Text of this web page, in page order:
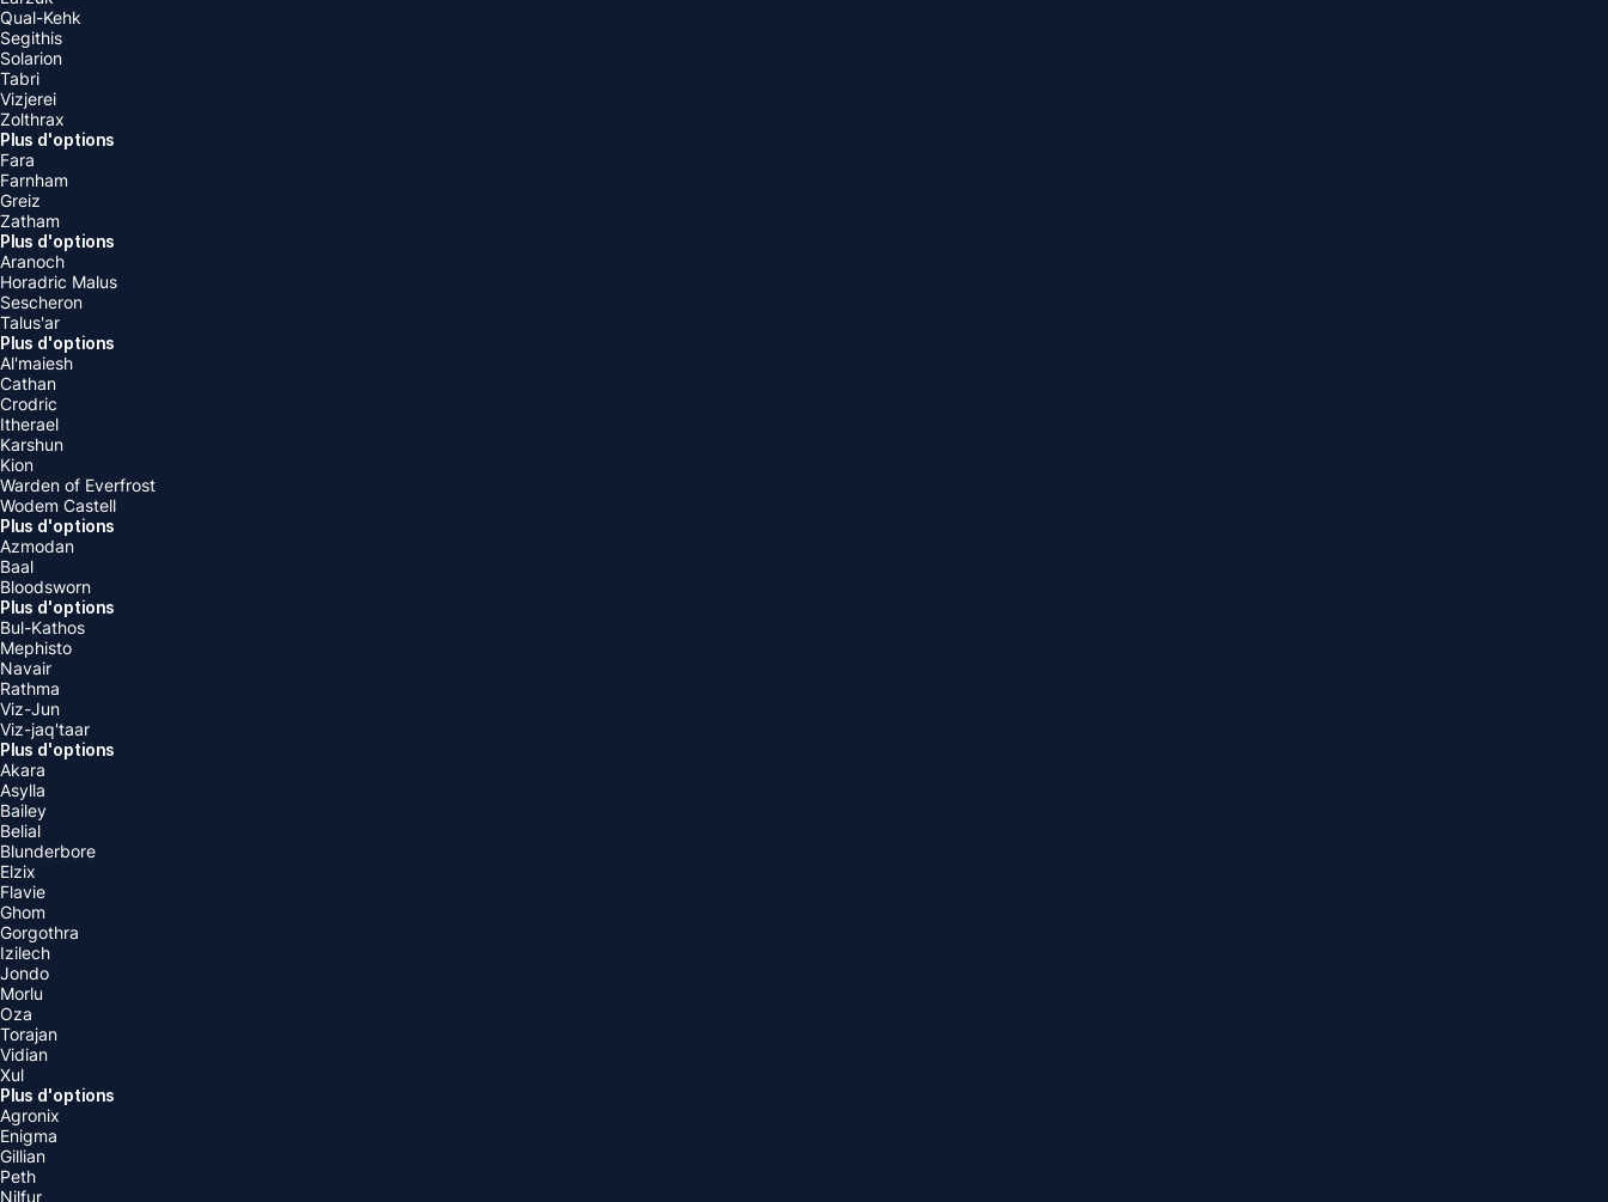
Qual-Kehk
Segithis
Solarion
Tabri
Vizjerei
Zolthrax
Plus d'options
Fara
Farnham
Greiz
Zatham
Plus d'options
Aranoch
Horadric Malus
Sescheron
Talus'ar
Plus d'options
Al'maiesh
Cathan
Crodric
Itherael
Karshun
Kion
Warden of Everfrost
Wodem Castell
Plus d'options
Azmodan
Baal
Bloodsworn
Plus d'options
Bul-Kathos
Mephisto
Navair
Rathma
Viz-Jun
Viz-jaq'taar
Plus d'options
Akara
Asylla
Bailey
Belial
Blunderbore
Elzix
Flavie
Ghom
Gorgothra
Izilech
Jondo
Morlu
Oza
Torajan
Vidian
Xul
Plus d'options
Agronix
Enigma
Gillian
Peth
Nilfur